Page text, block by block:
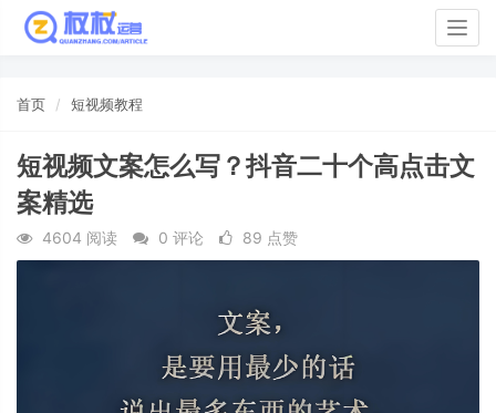
首页 短视频教程
短视频文案怎么写？抖音二十个高点击文
案精选
4604 阅读 0 评论 89 点赞